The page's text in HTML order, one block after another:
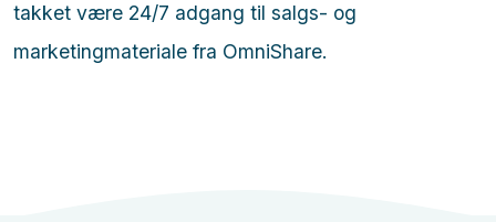
takket være 24/7 adgang til salgs- og
marketingmateriale fra OmniShare.